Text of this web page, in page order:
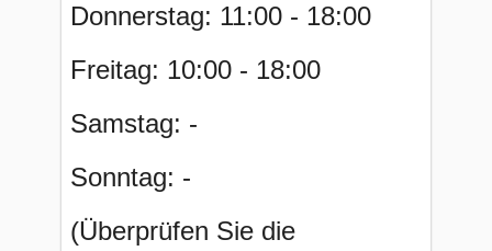
Donnerstag: 11:00 - 18:00
Freitag: 10:00 - 18:00
Samstag: -
Sonntag: -
(Überprüfen Sie die